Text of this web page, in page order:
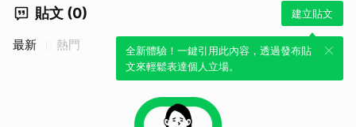
貼文 (0) 建立貼文
全新體驗！一鍵引用此內容，透過發布貼
文來輕鬆表達個人立場。
最新 熱門